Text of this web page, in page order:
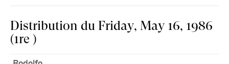
Distribution du Friday, May 16, 1986
(1re )